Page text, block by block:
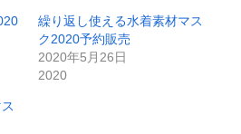
繰り返し使える水着素材マス
ク2020予約販売
2020年5月26日
2020